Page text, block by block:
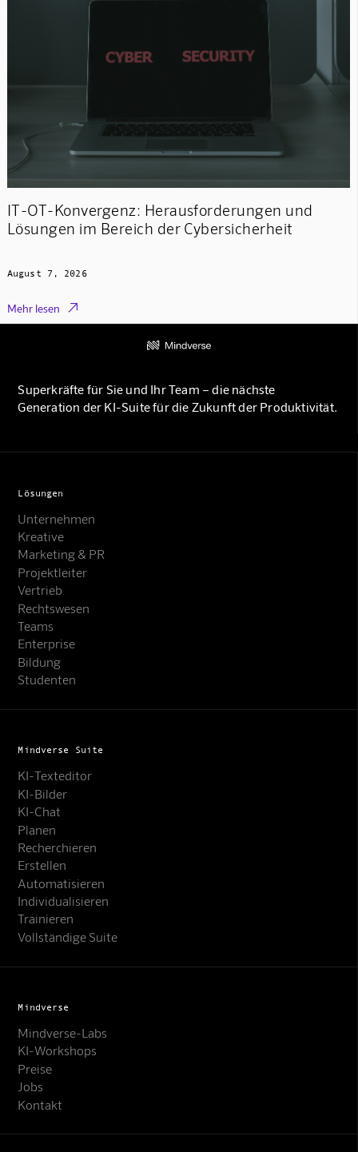
IT-OT-Konvergenz: Herausforderungen und
Lösungen im Bereich der Cybersicherheit
August 7, 2026
Mehr lesen 
Superkräfte für Sie und Ihr Team – die nächste
Generation der KI-Suite für die Zukunft der Produktivität.
Lösungen
Unternehmen
Kreative
Marketing & PR
Projektleiter
Vertrieb
Rechtswesen
Teams
Enterprise
Bildung
Studenten
Mindverse Suite
KI-Texteditor
KI-Bilder
KI-Chat
Planen
Recherchieren
Erstellen
Automatisieren
Individualisieren
Trainieren
Vollständige Suite
Mindverse
Mindverse-Labs
KI-Workshops
Preise
Jobs
Kontakt